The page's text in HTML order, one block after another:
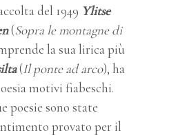
del 1949 Ylitse
(Sopra le montagne di
la sua lirica più
(Il ponte ad arco), ha
motivi fiabeschi.
poesie sono state
provato per il